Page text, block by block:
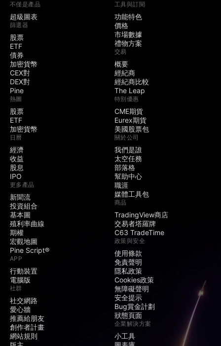
不僅是產品
超級圖表
篩選器
股票
ETF
債券
加密貨幣
CEX對
DEX對
Pine
熱圖
股票
ETF
加密貨幣
日曆
經濟
收益
股息
IPO
更多產品
新聞流
投資組合
基本圖
殖利率曲線
期權
宏觀地圖
Pine Script®
APP
行動裝置
電腦版
社群
社交網路
愛心牆
推薦給朋友
創作者計畫
網站規則
工具與訂閱
功能特色
價格
市場數據
禮物方案
交易
概要
經紀商
經紀商比較
The Leap
特別優惠
CME期貨
Eurex期貨
美國股票包
關於公司
我們是誰
太空任務
部落格
幫助中心
職涯
媒體工具包
商品
TradingView商店
交易者塔羅牌
C63 TradeTime
政策與安全
使用條款
免責聲明
隱私政策
Cookies政策
無障礙聲明
安全提示
Bug賞金計劃
狀態頁面
企業解決方案
小工具